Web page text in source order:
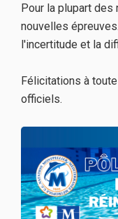
Pour la plupart des
nouvelles
l'incertitude et la
Félicitations à
officiels.